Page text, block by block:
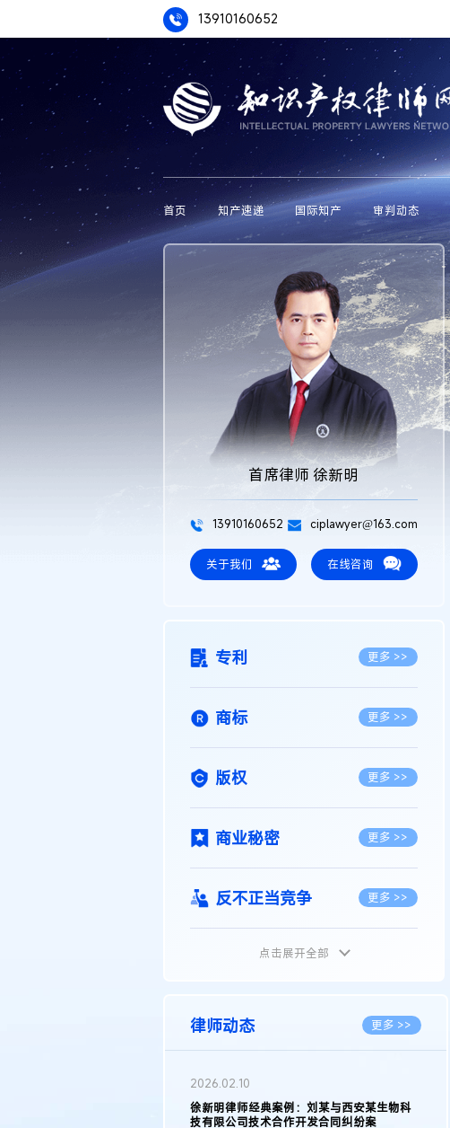
13910160652
首页 知产速递 国际知产 审判动态
首席律师 徐新明
13910160652 ciplawyer@163.com
关于我们 在线咨询
专利 更多 >>
商标 更多 >>
版权 更多 >>
商业秘密 更多 >>
反不正当竞争 更多 >>
植物新品种
地理标志 更多 >>
集成电路布图设计
点击展开全部
律师动态 更多 >>
2026.02.10
徐新明律师经典案例：刘某与西安某生物科
技有限公司技术合作开发合同纠纷案